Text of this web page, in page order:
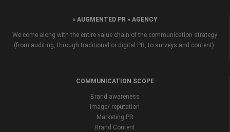
« AUGMENTED PR » AGENCY
We come along with the entire value chain of the communication strategy
(from auditing, through traditional or digital PR, to surveys and content).
COMMUNICATION SCOPE
Brand awareness
Image/ reputation
Marketing PR
Brand Content